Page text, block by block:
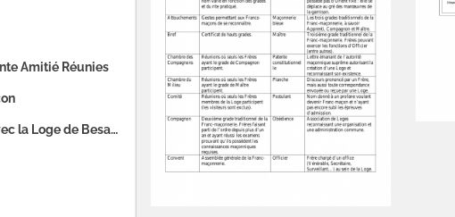
Amitié Réunies
Loge de Besançon.